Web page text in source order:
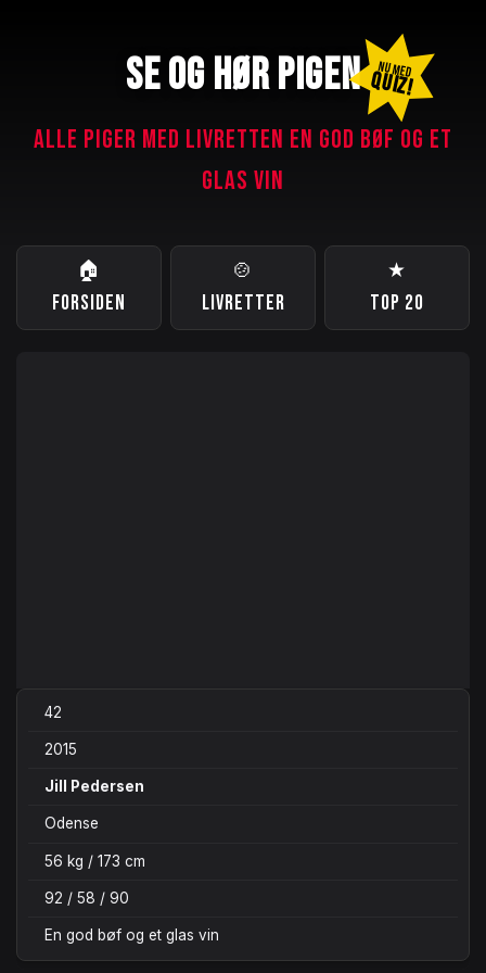
SE OG HØR PIGEN NU MED
QUIZ!
ALLE PIGER MED LIVRETTEN EN GOD BØF OG ET
GLAS VIN
🏠
FORSIDEN
🍲
LIVRETTER
★
TOP 20
42
2015
Jill Pedersen
Odense
56 kg / 173 cm
92 / 58 / 90
En god bøf og et glas vin